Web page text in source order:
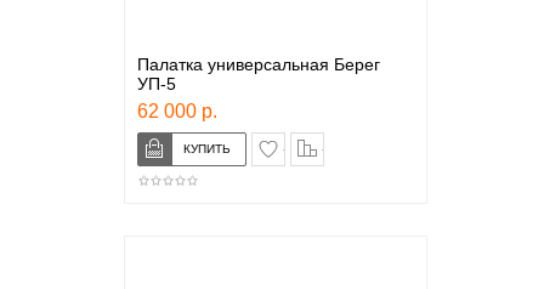
Палатка универсальная Берег
УП-5
62 000 р.
в закладки